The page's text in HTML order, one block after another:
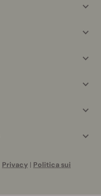
Privacy | Politica sui